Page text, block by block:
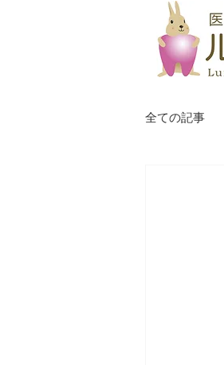
全ての記事